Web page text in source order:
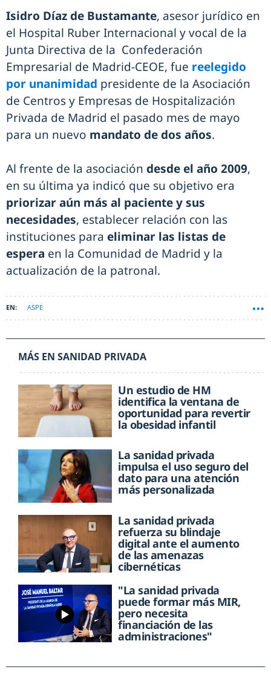
Isidro Díaz de Bustamante, asesor jurídico en
el Hospital Ruber Internacional y vocal de la
Junta Directiva de la Confederación
Empresarial de Madrid-CEOE, fue reelegido
por unanimidad presidente de la Asociación
de Centros y Empresas de Hospitalización
Privada de Madrid el pasado mes de mayo
para un nuevo mandato de dos años.
Al frente de la asociación desde el año 2009,
en su última ya indicó que su objetivo era
priorizar aún más al paciente y sus
necesidades, establecer relación con las
instituciones para eliminar las listas de
espera en la Comunidad de Madrid y la
actualización de la patronal.
ASPE
MÁS EN SANIDAD PRIVADA
Un estudio de HM
identifica la ventana de
oportunidad para revertir
la obesidad infantil
La sanidad privada
impulsa el uso seguro del
dato para una atención
más personalizada
La sanidad privada
refuerza su blindaje
digital ante el aumento
de las amenazas
cibernéticas
"La sanidad privada
puede formar más MIR,
pero necesita
financiación de las
administraciones"